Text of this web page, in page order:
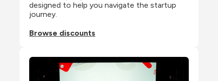
designed to help you navigate the startup
journey.
Browse discounts